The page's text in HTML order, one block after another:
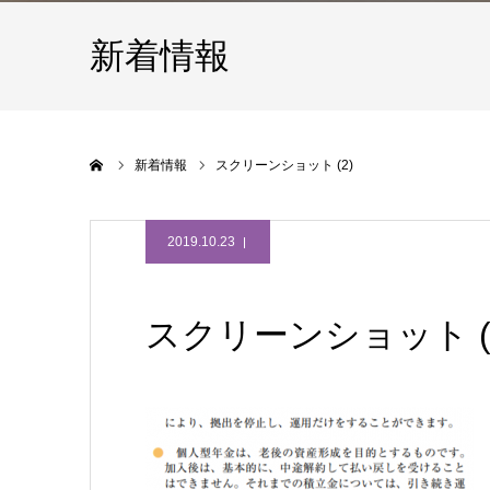
新着情報
新着情報 スクリーンショット (2)
2019.10.23
スクリーンショット